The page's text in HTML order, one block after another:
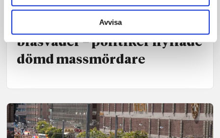
Avvisa
Propaletinska rörelsen
Vänsterpartiet i nytt
blåsväder – politiker hyllade
dömd massmördare